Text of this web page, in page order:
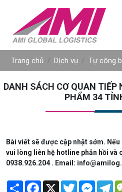
Trang chủ Dịch vụ Tự công
DANH SÁCH CƠ QUAN TIẾP
PHẨM 34
Bài viết sẽ được cập nhật sớm.
vui lòng liên hệ hotline phản hồi và
0938.926.204 . Email:
Share Facebook
X Twitter